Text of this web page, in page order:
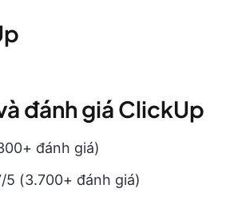
đánh giá ClickUp
đánh giá)
5 (3.700+ đánh giá)